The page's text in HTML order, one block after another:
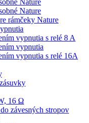
Nature
Nature
rámčeky Nature
vypnutia s relé 8 A
vypnutia
vypnutia s relé 16A
16 Ω
závesných stropov